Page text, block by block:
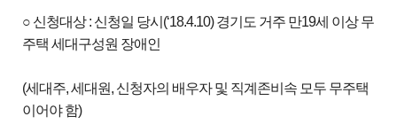
○ 신청대상 : 신청일 당시(‘18.4.10) 경기도 거주 만19세 이상 무
주택 세대구성원 장애인
(세대주, 세대원, 신청자의 배우자 및 직계존비속 모두 무주택
이어야 함)